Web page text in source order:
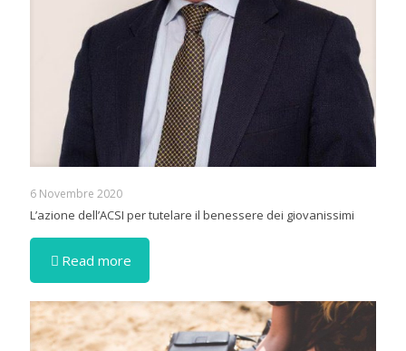
6 Novembre 2020
L’azione dell’ACSI per tutelare il benessere dei giovanissimi
Read more